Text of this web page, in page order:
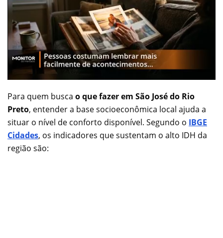
Para quem busca o que fazer em São José do Rio
Preto, entender a base socioeconômica local ajuda a
situar o nível de conforto disponível. Segundo o IBGE
Cidades, os indicadores que sustentam o alto IDH da
região são: